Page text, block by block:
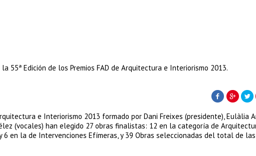
55ª Edición de los Premios FAD de Arquitectura e Interiorismo 2013.
e Interiorismo 2013 formado por Dani Freixes (presidente), Eulàlia
(vocales) han elegido 27 obras finalistas: 12 en la categoría de
6 en la de Intervenciones Efímeras, y 39 Obras seleccionadas del total de